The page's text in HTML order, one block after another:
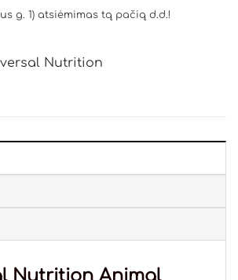
g. 1) atsiėmimas tą pačią d.d.!
Nutrition
Nutrition Animal